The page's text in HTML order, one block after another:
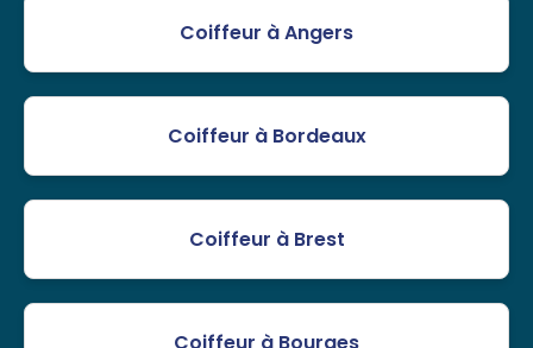
Coiffeur à Angers
Coiffeur à Bordeaux
Coiffeur à Brest
Coiffeur à Bourges